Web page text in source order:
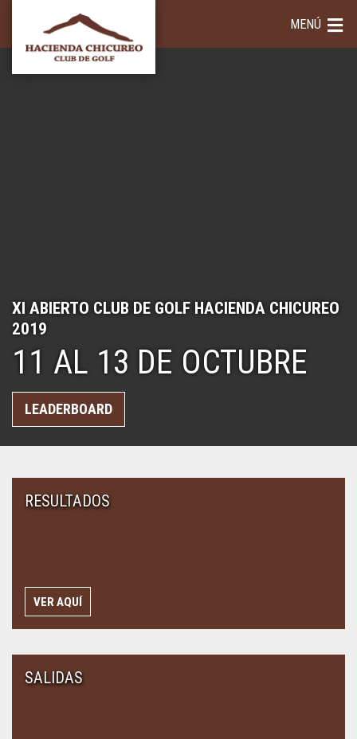
MENÚ
XI ABIERTO CLUB DE GOLF HACIENDA CHICUREO
2019
11 AL 13 DE OCTUBRE
LEADERBOARD
SALIDAS
RESULTADOS
VER AQUÍ